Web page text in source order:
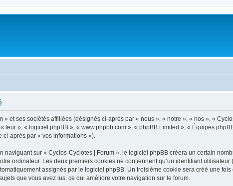
et ses sociétés affiliées (désignés ci-après par « nous », « notre », « nos », «
leur », « logiciel phpBB », « www.phpbb.com », « phpBB Limited », « Équipes
ci-après par « vos informations »).
sur « Cyclos-Cyclotes | Forum », le logiciel phpBB créera un certain
ordinateur. Les deux premiers cookies ne contiennent qu’un identifiant
assignés par le logiciel phpBB. Un troisième cookie sera créé une
que vous avez lus, ce qui améliore votre navigation sur le forum.